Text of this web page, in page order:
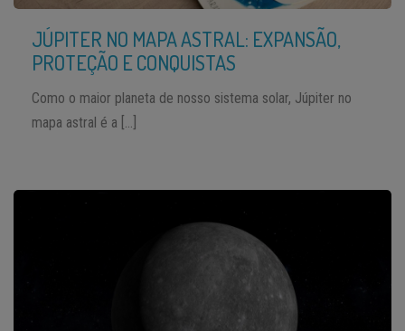
JÚPITER NO MAPA ASTRAL: EXPANSÃO,
PROTEÇÃO E CONQUISTAS
Como o maior planeta de nosso sistema solar, Júpiter no
mapa astral é a […]